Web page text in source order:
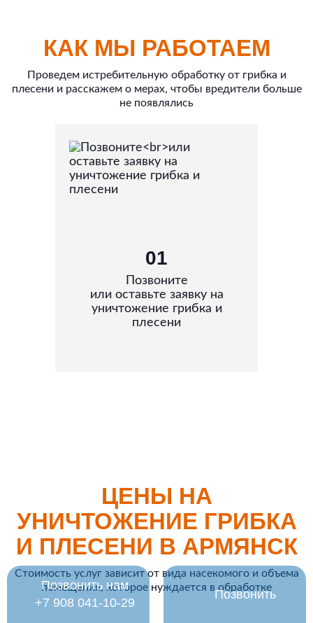
Позвонить нам
‪+7 908 041-10-29
Позвонить
КАК МЫ РАБОТАЕМ
Проведем истребительную обработку от грибка и
плесени и расскажем о мерах, чтобы вредители больше
не появлялись
01
Позвоните
или оставьте заявку на
уничтожение грибка и
плесени
ЦЕНЫ НА
УНИЧТОЖЕНИЕ ГРИБКА
И ПЛЕСЕНИ В АРМЯНСК
Стоимость услуг зависит от вида насекомого и объема
помещения, которое нуждается в обработке